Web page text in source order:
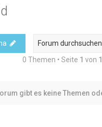
0 Themen • Seite 1 von 1
gibt es keine Themen